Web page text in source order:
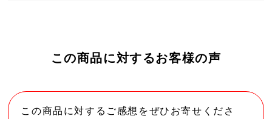
この商品に対するお客様の声
この商品に対するご感想をぜひお寄せくださ